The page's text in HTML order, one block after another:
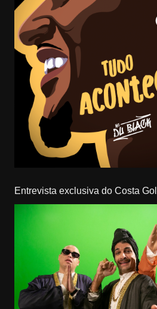
Entrevista exclusiva do Costa